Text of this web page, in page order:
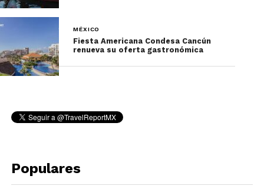
maguey.
Las catas son proporcionadas por lo Maestros
Mezcaleros de Oaxaca. Si vas tendrás un
aprendizaje cultural muy amplio.
MÉXICO
Fiesta Americana Condesa Cancún
renueva su oferta gastronómica
Populares